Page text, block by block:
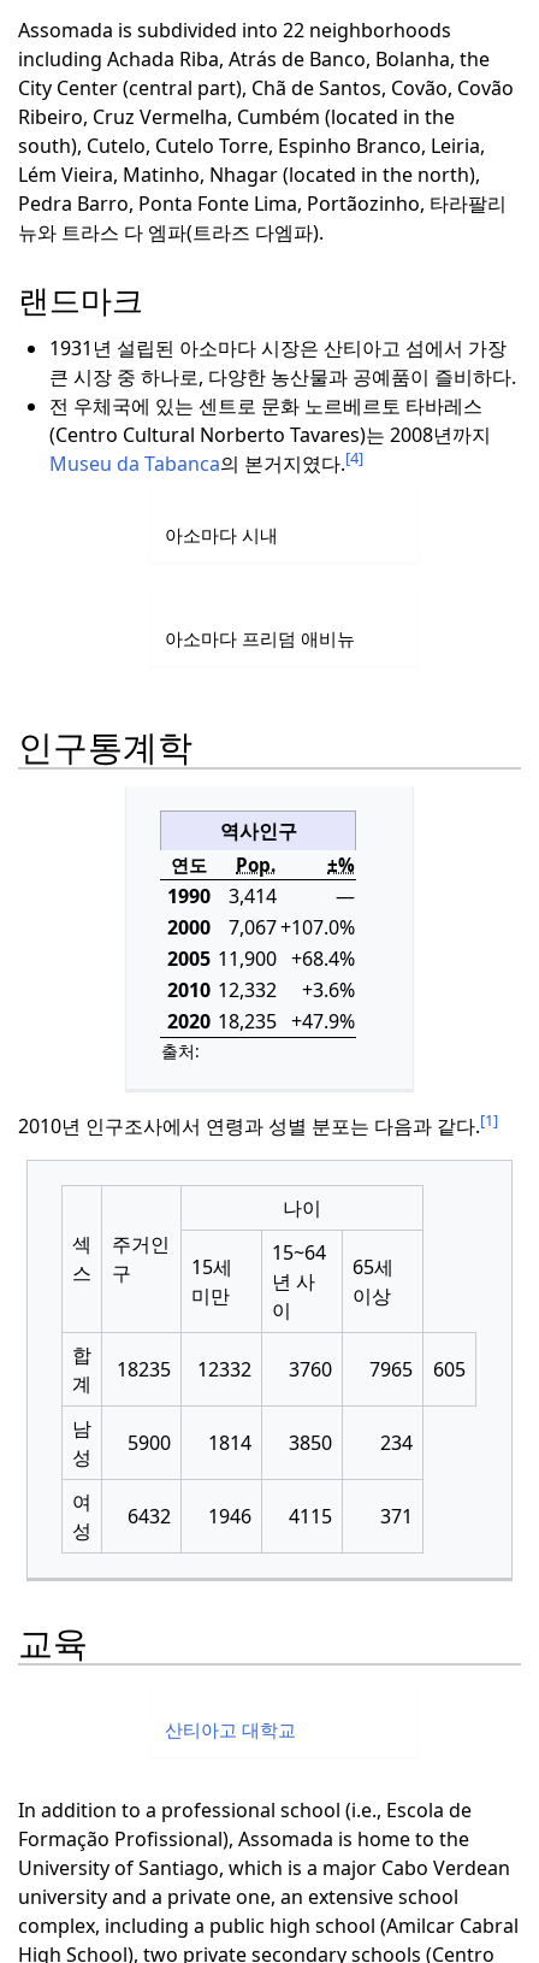
Assomada is subdivided into 22 neighborhoods
including Achada Riba, Atrás de Banco, Bolanha, the
City Center (central part), Chã de Santos, Covão, Covão
Ribeiro, Cruz Vermelha, Cumbém (located in the
south), Cutelo, Cutelo Torre, Espinho Branco, Leiria,
Lém Vieira, Matinho, Nhagar (located in the north),
Pedra Barro, Ponta Fonte Lima, Portãozinho, 타라팔리
뉴와 트라스 다 엠파(트라즈 다엠파).
랜드마크
1931년 설립된 아소마다 시장은 산티아고 섬에서 가장
큰 시장 중 하나로, 다양한 농산물과 공예품이 즐비하다.
전 우체국에 있는 센트로 문화 노르베르토 타바레스
(Centro Cultural Norberto Tavares)는 2008년까지
Museu da Tabanca의 본거지였다.[4]
아소마다 시내
아소마다 프리덤 애비뉴
인구통계학
역사인구
연도 Pop. ±%
1990 3,414
—
2000
7,067+107.0%
2005 11,900 +68.4%
2010 12,332
+3.6%
2020 18,235 +47.9%
출처:
2010년 인구조사에서 연령과 성별 분포는 다음과 같다.[1]
섹
스
주거인
구
나이
15세
미만
15~64
년 사
이
65세
이상
합
계
18235 12332 3760 7965 605
남
성
5900 1814 3850 234
여
성
6432 1946 4115 371
교육
산티아고 대학교
In addition to a professional school (i.e., Escola de
Formação Profissional), Assomada is home to the
University of Santiago, which is a major Cabo Verdean
university and a private one, an extensive school
complex, including a public high school (Amilcar Cabral
High School), two private secondary schools (Centro